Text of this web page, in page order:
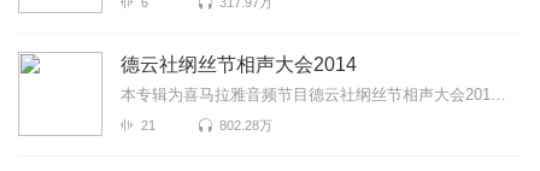
德云社纲丝节相声大会2014
本专辑为喜马拉雅音频节目德云社纲丝节相声大会2014爆笑上线！为您带来《绕口令》《魔术世界》《结巴论...
21 802.28万